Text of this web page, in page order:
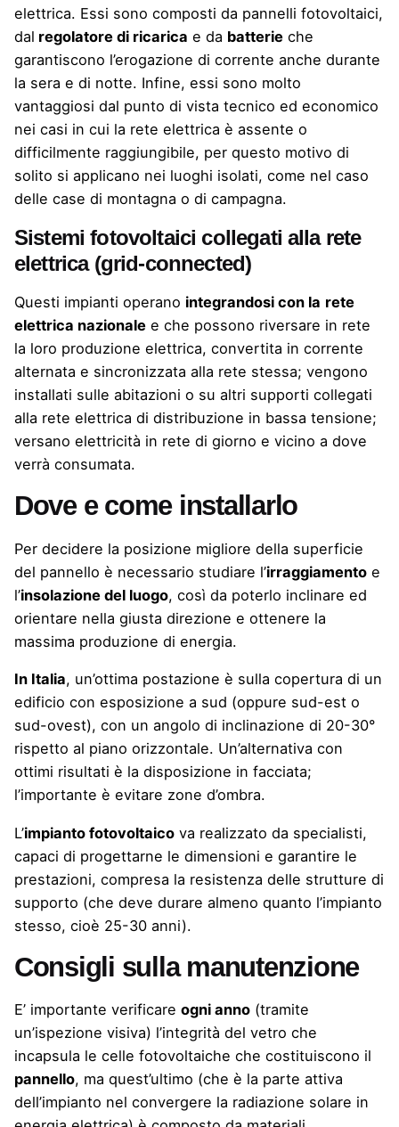
elettrica. Essi sono composti da pannelli fotovoltaici,
dal regolatore di ricarica e da batterie che
garantiscono l’erogazione di corrente anche durante
la sera e di notte. Infine, essi sono molto
vantaggiosi dal punto di vista tecnico ed economico
nei casi in cui la rete elettrica è assente o
difficilmente raggiungibile, per questo motivo di
solito si applicano nei luoghi isolati, come nel caso
delle case di montagna o di campagna.
Sistemi fotovoltaici collegati alla rete
elettrica (grid-connected)
Questi impianti operano integrandosi con la rete
elettrica nazionale e che possono riversare in rete
la loro produzione elettrica, convertita in corrente
alternata e sincronizzata alla rete stessa; vengono
installati sulle abitazioni o su altri supporti collegati
alla rete elettrica di distribuzione in bassa tensione;
versano elettricità in rete di giorno e vicino a dove
verrà consumata.
Dove e come installarlo
Per decidere la posizione migliore della superficie
del pannello è necessario studiare l’irraggiamento e
l’insolazione del luogo, così da poterlo inclinare ed
orientare nella giusta direzione e ottenere la
massima produzione di energia.
In Italia, un’ottima postazione è sulla copertura di un
edificio con esposizione a sud (oppure sud-est o
sud-ovest), con un angolo di inclinazione di 20-30°
rispetto al piano orizzontale. Un’alternativa con
ottimi risultati è la disposizione in facciata;
l’importante è evitare zone d’ombra.
L’impianto fotovoltaico va realizzato da specialisti,
capaci di progettarne le dimensioni e garantire le
prestazioni, compresa la resistenza delle strutture di
supporto (che deve durare almeno quanto l’impianto
stesso, cioè 25-30 anni).
Consigli sulla manutenzione
E’ importante verificare ogni anno (tramite
un’ispezione visiva) l’integrità del vetro che
incapsula le celle fotovoltaiche che costituiscono il
pannello, ma quest’ultimo (che è la parte attiva
dell’impianto nel convergere la radiazione solare in